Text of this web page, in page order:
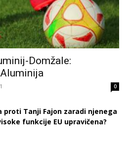
Domžale:
0
proti Tanji Fajon zaradi njenega
funkcije EU upravičena?